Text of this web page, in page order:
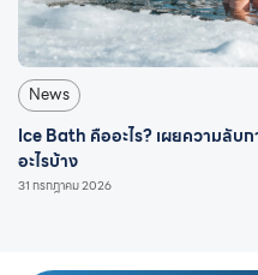
News
Ice Bath คืออะไร? เผยความลับ
อะไรบ้าง
31 กรกฎาคม 2026